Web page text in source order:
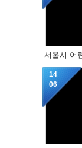
서울시 어
14
06